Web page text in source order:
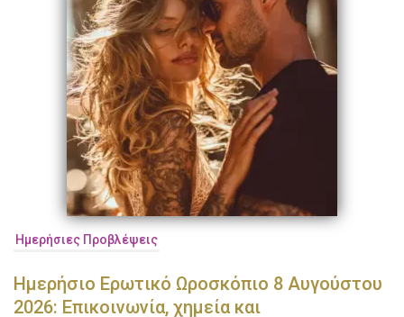
Ημερήσιες Προβλέψεις
Ημερήσιο Ερωτικό Ωροσκόπιο 8 Αυγούστου
2026: Επικοινωνία, χημεία και